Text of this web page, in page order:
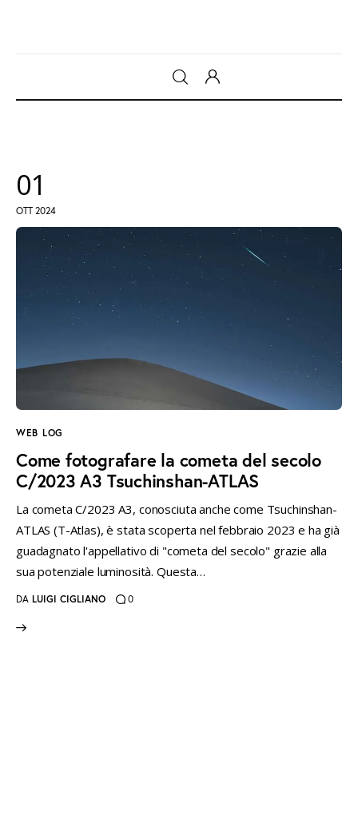
Intrattenimento
Web Log
x
rss
01
OTT 2024
WEB LOG
Come fotografare la cometa del secolo
C/2023 A3 Tsuchinshan-ATLAS
La cometa C/2023 A3, conosciuta anche come Tsuchinshan-
ATLAS (T-Atlas), è stata scoperta nel febbraio 2023 e ha già
guadagnato l'appellativo di "cometa del secolo" grazie alla
sua potenziale luminosità. Questa…
DA LUIGI CIGLIANO 0